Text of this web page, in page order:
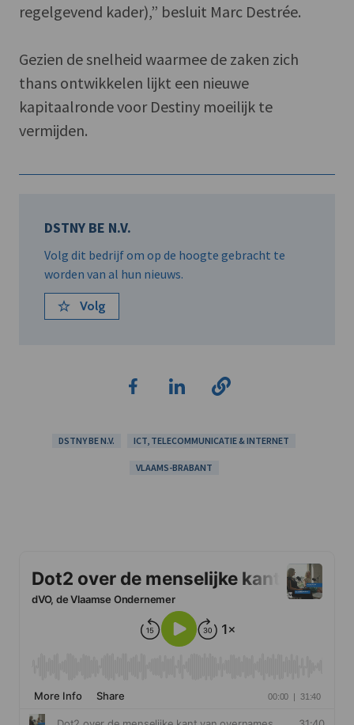
regelgevend kader),” besluit Marc Destrée.
Gezien de snelheid waarmee de zaken zich
thans ontwikkelen lijkt een nieuwe
kapitaalronde voor Destiny moeilijk te
vermijden.
DSTNY BE N.V.
Volg dit bedrijf om op de hoogte gebracht te
worden van al hun nieuws.
Volg
DSTNY BE N.V. ICT, TELECOMMUNICATIE & INTERNET
VLAAMS-BRABANT